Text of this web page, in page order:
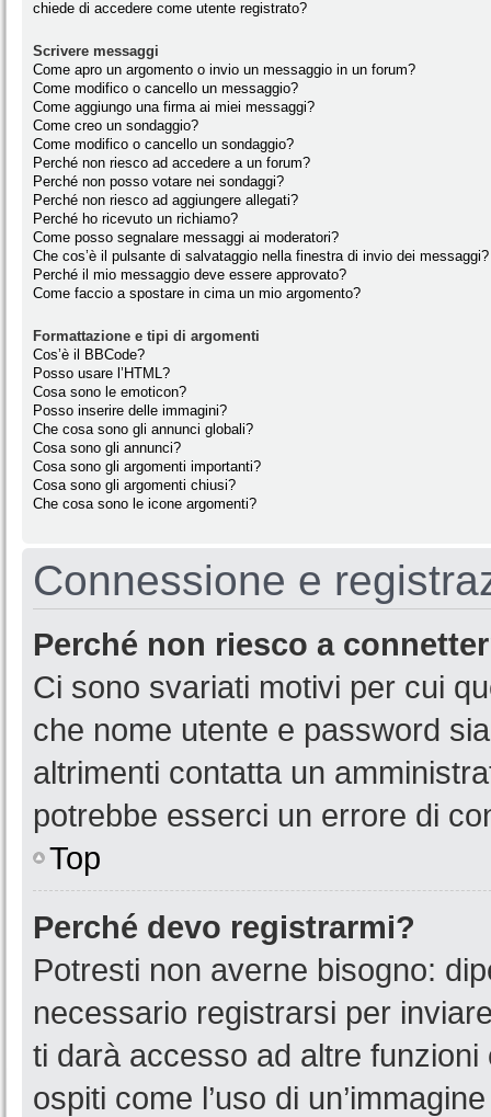
chiede di accedere come utente registrato?
Scrivere messaggi
Come apro un argomento o invio un messaggio in un forum?
Come modifico o cancello un messaggio?
Come aggiungo una firma ai miei messaggi?
Come creo un sondaggio?
Come modifico o cancello un sondaggio?
Perché non riesco ad accedere a un forum?
Perché non posso votare nei sondaggi?
Perché non riesco ad aggiungere allegati?
Perché ho ricevuto un richiamo?
Come posso segnalare messaggi ai moderatori?
Che cos’è il pulsante di salvataggio nella finestra di invio dei messaggi?
Perché il mio messaggio deve essere approvato?
Come faccio a spostare in cima un mio argomento?
Formattazione e tipi di argomenti
Cos’è il BBCode?
Posso usare l’HTML?
Cosa sono le emoticon?
Posso inserire delle immagini?
Che cosa sono gli annunci globali?
Cosa sono gli annunci?
Cosa sono gli argomenti importanti?
Cosa sono gli argomenti chiusi?
Che cosa sono le icone argomenti?
Connessione e
Perché non riesco a
Ci sono svariati motivi per cui
che nome utente e password
altrimenti contatta un
potrebbe esserci un errore di
Top
Perché devo registrarmi?
Potresti non averne bisogno:
necessario registrarsi per
ti darà accesso ad altre
ospiti come l’uso di